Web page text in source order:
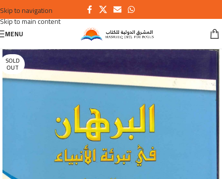
Skip to navigation
Skip to main content
MENU
SOLD
OUT